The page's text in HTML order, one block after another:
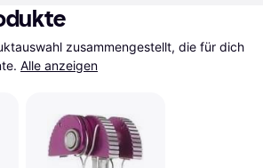
zusammengestellt, die für dich
Alle anzeigen